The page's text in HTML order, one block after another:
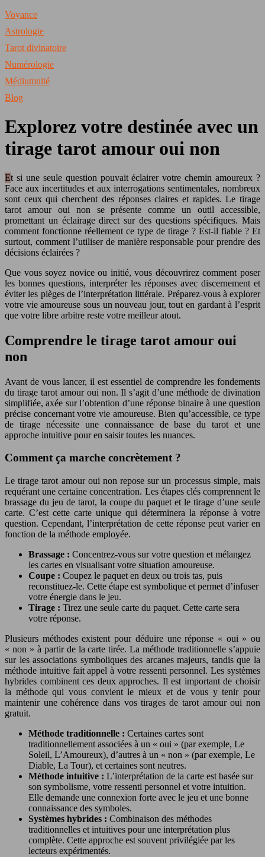
Voyance
Astrologie
Tarot divinatoire
Numérologie
Médiumnité
Blog
Explorez votre destinée avec un
tirage tarot amour oui non
Et si une seule question pouvait éclairer votre chemin amoureux ?
Face aux incertitudes et aux interrogations sentimentales, nombreux
sont ceux qui cherchent des réponses claires et rapides. Le tirage
tarot amour oui non se présente comme un outil accessible,
promettant un éclairage direct sur des questions spécifiques. Mais
comment fonctionne réellement ce type de tirage ? Est-il fiable ? Et
surtout, comment l’utiliser de manière responsable pour prendre des
décisions éclairées ?
Que vous soyez novice ou initié, vous découvrirez comment poser
les bonnes questions, interpréter les réponses avec discernement et
éviter les pièges de l’interprétation littérale. Préparez-vous à explorer
votre vie amoureuse sous un nouveau jour, tout en gardant à l’esprit
que votre libre arbitre reste votre meilleur atout.
Comprendre le tirage tarot amour oui
non
Avant de vous lancer, il est essentiel de comprendre les fondements
du tirage tarot amour oui non. Il s’agit d’une méthode de divination
simplifiée, axée sur l’obtention d’une réponse binaire à une question
précise concernant votre vie amoureuse. Bien qu’accessible, ce type
de tirage nécessite une connaissance de base du tarot et une
approche intuitive pour en saisir toutes les nuances.
Comment ça marche concrètement ?
Le tirage tarot amour oui non repose sur un processus simple, mais
requérant une certaine concentration. Les étapes clés comprennent le
brassage du jeu de tarot, la coupe du paquet et le tirage d’une seule
carte. C’est cette carte unique qui déterminera la réponse à votre
question. Cependant, l’interprétation de cette réponse peut varier en
fonction de la méthode employée.
Brassage : Concentrez-vous sur votre question et mélangez
les cartes en visualisant votre situation amoureuse.
Coupe : Coupez le paquet en deux ou trois tas, puis
reconstituez-le. Cette étape est symbolique et permet d’infuser
votre énergie dans le jeu.
Tirage : Tirez une seule carte du paquet. Cette carte sera
votre réponse.
Plusieurs méthodes existent pour déduire une réponse « oui » ou
« non » à partir de la carte tirée. La méthode traditionnelle s’appuie
sur les associations symboliques des arcanes majeurs, tandis que la
méthode intuitive fait appel à votre ressenti personnel. Les systèmes
hybrides combinent ces deux approches. Il est important de choisir
la méthode qui vous convient le mieux et de vous y tenir pour
maintenir une cohérence dans vos tirages de tarot amour oui non
gratuit.
Méthode traditionnelle : Certaines cartes sont
traditionnellement associées à un « oui » (par exemple, Le
Soleil, L’Amoureux), d’autres à un « non » (par exemple, Le
Diable, La Tour), et certaines sont neutres.
Méthode intuitive : L’interprétation de la carte est basée sur
son symbolisme, votre ressenti personnel et votre intuition.
Elle demande une connexion forte avec le jeu et une bonne
connaissance des symboles.
Systèmes hybrides : Combinaison des méthodes
traditionnelles et intuitives pour une interprétation plus
complète. Cette approche est souvent privilégiée par les
lecteurs expérimentés.